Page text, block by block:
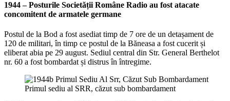
1944 –Posturile Societății Române Radio au fost atacate
concomitent de armatele germane
Postul de la Bod a fost asediat timp de 7 ore de un detașament de
120 de militari, în timp ce postul de la Băneasa a fost cucerit și
eliberat abia pe 29 august. Sediul central din Str. General Berthelot
nr. 60 a fost bombardat și distrus în întregime.
Primul sediu al SRR, căzut sub bombardament